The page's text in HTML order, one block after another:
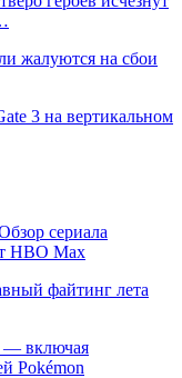
жалуются на сбои
3 на вертикальном
сериала
HBO Max
файтинг лета
— включая
Pokémon